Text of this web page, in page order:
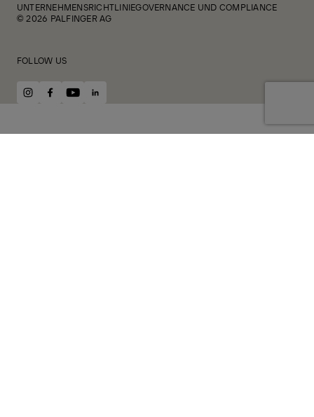
UNTERNEHMENSRICHTLINIEGOVERNANCE UND COMPLIANCE
© 2026 PALFINGER AG
FOLLOW US
instagram
facebook
youtubelinkedin